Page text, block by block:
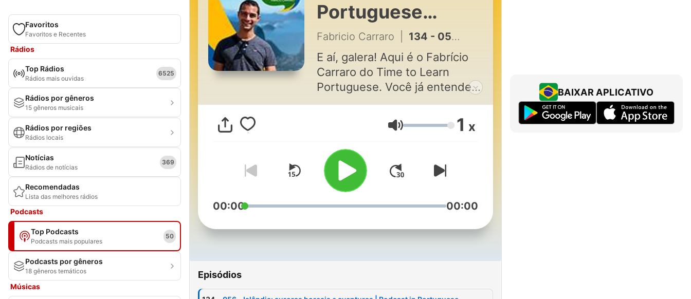
Favoritos
Favoritos e Recentes
Rádios
Top Rádios
Rádios mais ouvidas
6525
Rádios por gêneros
15 gêneros musicais
Rádios por regiões
Rádios locais
Notícias
Rádios de notícias
369
Recomendadas
Lista das melhores rádios
Podcasts
Top Podcasts
Podcasts mais populares
50
Podcasts por gêneros
18 gêneros temáticos
Músicas
Portuguese
Podcast de
Fabricio Carraro
Fabricio Carraro 134 - 056 - Islândia: auroras boreais e aventuras | Podcast in Portuguese
E aí, galera! Aqui é o Fabrício
Carraro do Time to Learn
Portuguese. Você já entende
um pouco o português mas
ainda não consegue falar bem?
Ou não entende tudo o que
brasileiros falam? Este podcast
vai te ajudar a melhorar em
todas as áreas do estudo da
língua portuguesa para que
você comece a falar como um
Volume 1 x
00:00 00:00
Episódios
BAIXAR APLICATIVO